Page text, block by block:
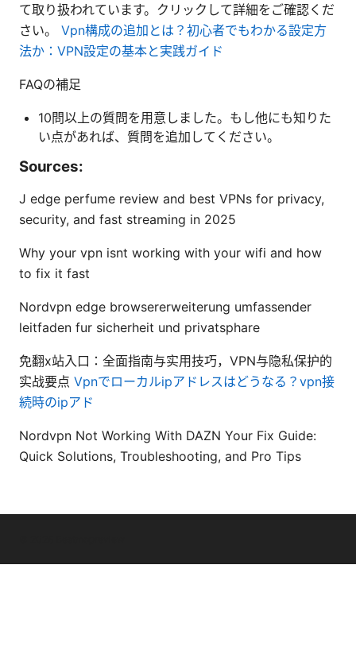
て取り扱われています。クリックして詳細をご確認くだ
さい。 Vpn構成の追加とは？初心者でもわかる設定方
法か：VPN設定の基本と実践ガイド
FAQの補足
10問以上の質問を用意しました。もし他にも知りた
い点があれば、質問を追加してください。
Sources:
J edge perfume review and best VPNs for privacy,
security, and fast streaming in 2025
Why your vpn isnt working with your wifi and how
to fix it fast
Nordvpn edge browsererweiterung umfassender
leitfaden fur sicherheit und privatsphare
免翻x站入口：全面指南与实用技巧，VPN与隐私保护的
实战要点 Vpnでローカルipアドレスはどうなる？vpn接
続時のipアド
Nordvpn Not Working With DAZN Your Fix Guide:
Quick Solutions, Troubleshooting, and Pro Tips